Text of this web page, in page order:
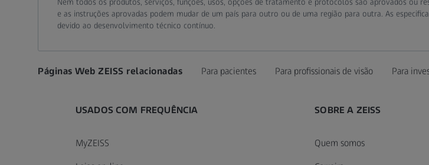
Nem todos os produtos, serviços, funções, usos, opções de tratamento e protocolos são aprovados ou
e as instruções aprovadas podem mudar de um país para outro ou de uma região para outra. As
devido ao desenvolvimento técnico contínuo.
Páginas Web ZEISS relacionadas Para pacientes Para profissionais de visão Para
USADOS COM FREQUÊNCIA
MyZEISS
SOBRE A ZEISS
Quem somos